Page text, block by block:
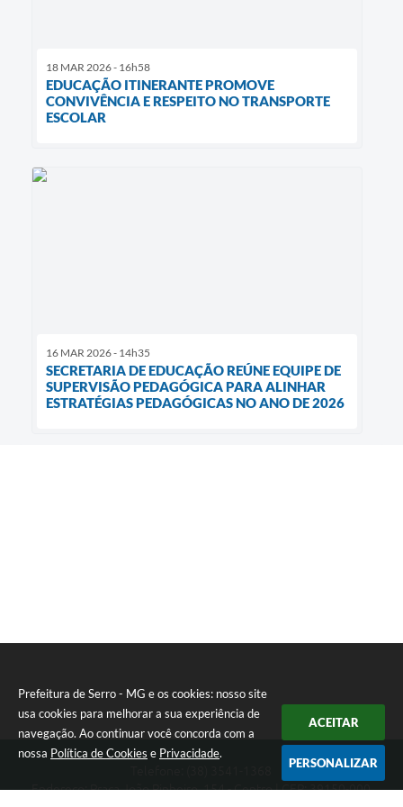
Prefeitura de Serro - MG e os cookies: nosso site
usa cookies para melhorar a sua experiência de
navegação. Ao continuar você concorda com a
nossa Política de Cookies e Privacidade.
ACEITAR
PERSONALIZAR
18 MAR 2026 - 16h58
EDUCAÇÃO ITINERANTE PROMOVE
CONVIVÊNCIA E RESPEITO NO TRANSPORTE
ESCOLAR
16 MAR 2026 - 14h35
SECRETARIA DE EDUCAÇÃO REÚNE EQUIPE DE
SUPERVISÃO PEDAGÓGICA PARA ALINHAR
ESTRATÉGIAS PEDAGÓGICAS NO ANO DE 2026
Endereço: Praça João Pinheiro, 154 - Centro | CEP: 39150-000